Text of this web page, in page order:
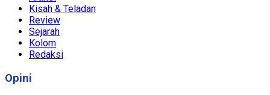
Kisah & Teladan
Review
Sejarah
Kolom
Redaksi
Opini